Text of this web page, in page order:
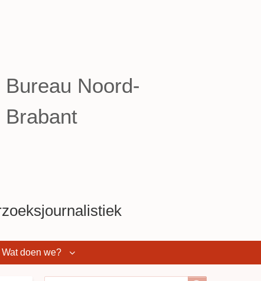
Bureau Noord-
Brabant
Wat doen we?